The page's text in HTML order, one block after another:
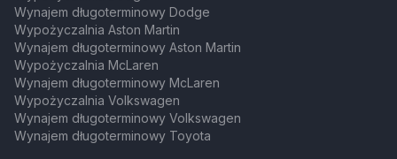
Wynajem długoterminowy Dodge
Wypożyczalnia Aston Martin
Wynajem długoterminowy Aston Martin
Wypożyczalnia McLaren
Wynajem długoterminowy McLaren
Wypożyczalnia Volkswagen
Wynajem długoterminowy Volkswagen
Wynajem długoterminowy Toyota